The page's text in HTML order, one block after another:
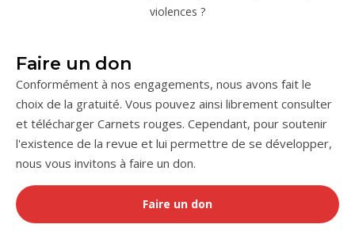
violences ?
Faire un don
Conformément à nos engagements, nous avons fait le
choix de la gratuité. Vous pouvez ainsi librement consulter
et télécharger Carnets rouges. Cependant, pour soutenir
l'existence de la revue et lui permettre de se développer,
nous vous invitons à faire un don.
Faire un don